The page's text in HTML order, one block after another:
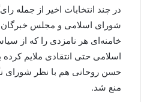
در چند انتخابات اخیر‌ از جمله
شورای اسلامی و مجلس
خامنه‌ای هر نامزدی را که از
اسلامی حتی انتقادی ملایم
حسن روحانی هم با نظر شورای
منع شد.